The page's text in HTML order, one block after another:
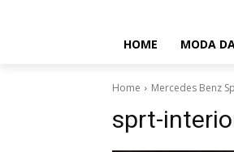
HOME MODA
Home Mercedes Benz
sprt-